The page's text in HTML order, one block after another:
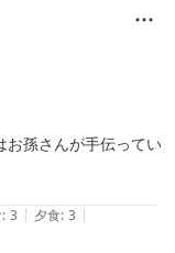
お孫さんが手伝ってい
うかなり回復して元気
: 3 | 夕食: 3 |